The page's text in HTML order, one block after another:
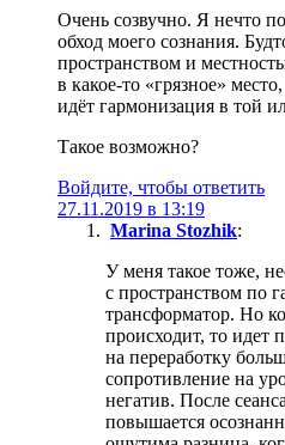
Очень созвучно. Я нечто
обход моего сознания.
пространством и
в какое-то «грязное»
идёт гармонизация в той
Такое возможно?
Войдите, чтобы ответить
27.11.2019 в 13:19
Marina Stozhik:
У меня такое тоже,
с пространством по
трансформатор. Но
происходит, то идет
на переработку
сопротивление на
негатив. После
повышается